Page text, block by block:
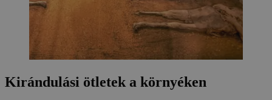
Kirándulási ötletek a környéken